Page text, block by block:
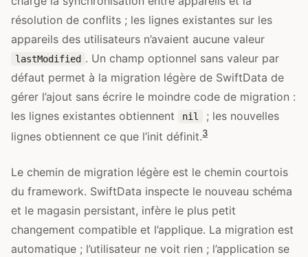
résolution de conflits ; les lignes existantes sur les
appareils des utilisateurs n’avaient aucune valeur
lastModified . Un champ optionnel sans valeur par
défaut permet à la migration légère de SwiftData de
gérer l’ajout sans écrire le moindre code de migration :
les lignes existantes obtiennent
nil
; les nouvelles
lignes obtiennent ce que l’init définit.3
Le chemin de migration légère est le chemin courtois
du framework. SwiftData inspecte le nouveau schéma
et le magasin persistant, infère le plus petit
changement compatible et l’applique. La migration est
automatique ; l’utilisateur ne voit rien ; l’application se